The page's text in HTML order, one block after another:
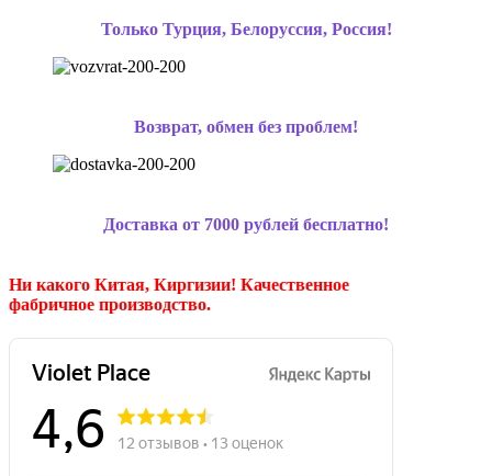
Только Турция, Белоруссия, Россия!
Возврат, обмен без проблем!
Доставка от 7000 рублей бесплатно!
Ни какого Китая, Киргизии! Качественное
фабричное производство.